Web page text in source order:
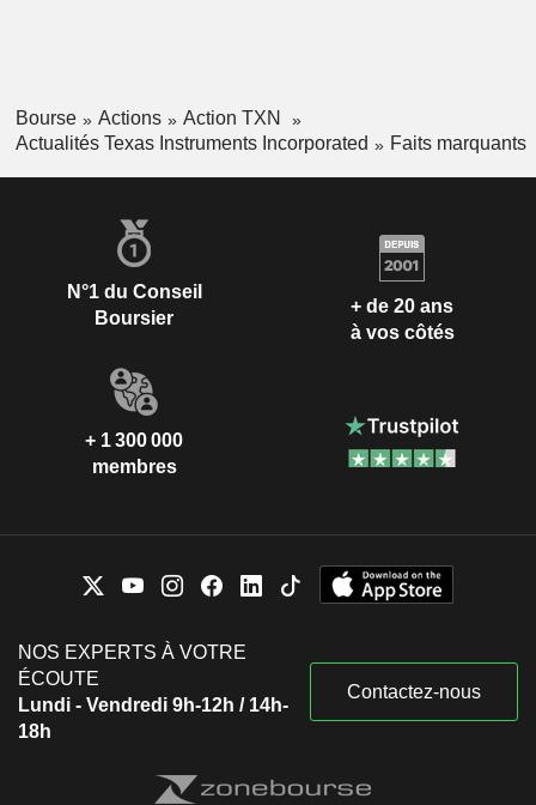
Bourse Actions
Action TXN
Actualités Texas Instruments Incorporated
Faits marquants
N°1 du Conseil
Boursier
+ de 20 ans
à vos côtés
+ 1 300 000
membres
NOS EXPERTS À VOTRE
ÉCOUTE
Lundi - Vendredi 9h-12h / 14h-
18h
Contactez-nous